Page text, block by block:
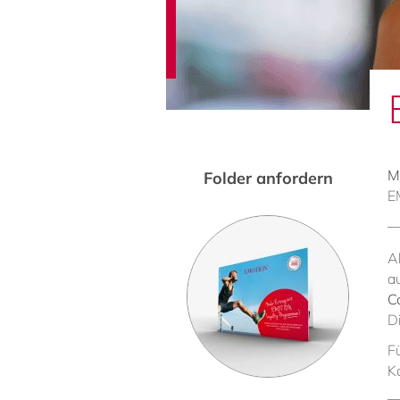
Folder anfordern